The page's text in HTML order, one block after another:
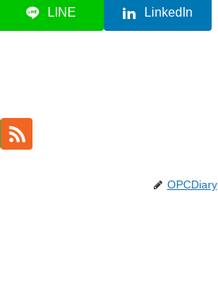
LINE LinkedIn
OPCDiary